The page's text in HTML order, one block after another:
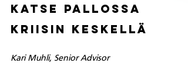
Katse pallossa
kriisin keskellä
Kari Muhli, Senior Advisor